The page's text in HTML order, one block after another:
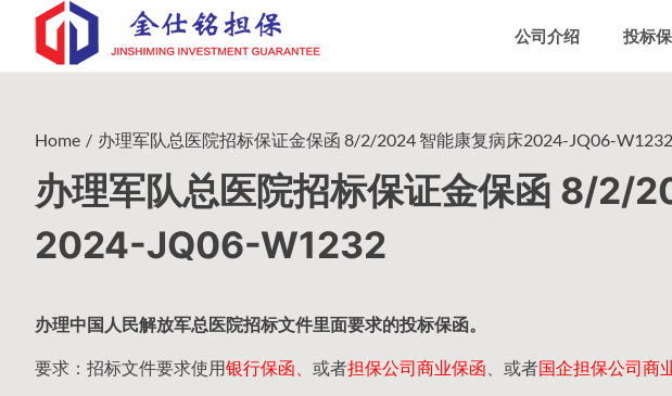
content
公司介绍 投标
Home 办理军队总医院招标保证金保函 8/2/2024 智能康复病床2024-JQ06-W1232
办理军队总医院招标保证金保函 8/2/
2024-JQ06-W1232
办理中国人民解放军总医院招标文件里面要求的投标保函。
要求：招标文件要求使用银行保函、 或者担保公司商业保函 、或者国企担保公司商